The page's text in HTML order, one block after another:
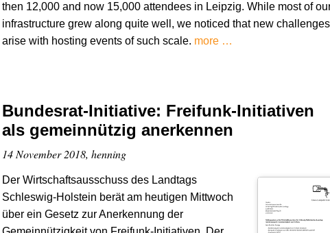
then 12,000 and now 15,000 attendees in Leipzig. While most of
infrastructure grew along quite well, we noticed that new challenges
arise with hosting events of such scale. more …
Bundesrat-Initiative: Freifunk-Initiativen
als gemeinnützig anerkennen
14 November 2018, henning
Der Wirtschaftsausschuss des Landtags
Schleswig-Holstein berät am heutigen Mittwoch
über ein Gesetz zur Anerkennung der